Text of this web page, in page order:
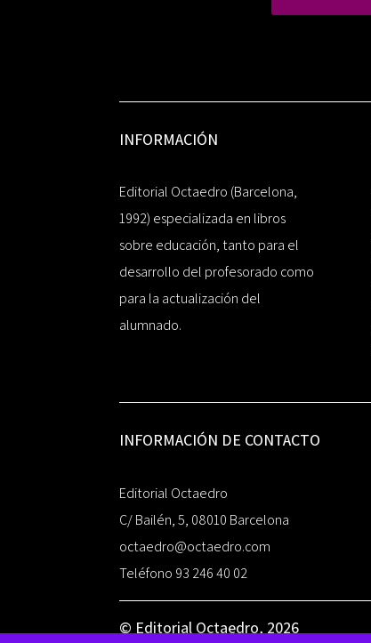
INFORMACIÓN
Editorial Octaedro (Barcelona,
1992) especializada en libros
sobre educación, tanto para el
desarrollo del profesorado como
para la actualización del
alumnado.
INFORMACIÓN DE CONTACTO
Editorial Octaedro
C/ Bailén, 5, 08010 Barcelona
octaedro@octaedro.com
Teléfono 93 246 40 02
© Editorial Octaedro, 2026